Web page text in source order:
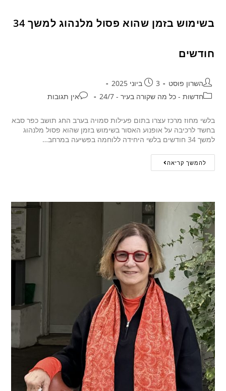
בשימוש בזמן שהוא פסול מלנהוג למשך 34
חודשים
השרון פוסט
3 ביוני 2025
חדשות - כל מה שקורה בעיר - 24/7
אין תגובות
בלשי מחוז מרכז עצרו בתום פעילות סמויה בערב החג תושב כפר סבא
בחשד לרכיבה על אופנוע האסור בשימוש בזמן שהוא פסול מלנהוג
למשך 34 חודשים בלשי היחידה ללוחמה בפשיעה במרחב…
להמשך קריאה